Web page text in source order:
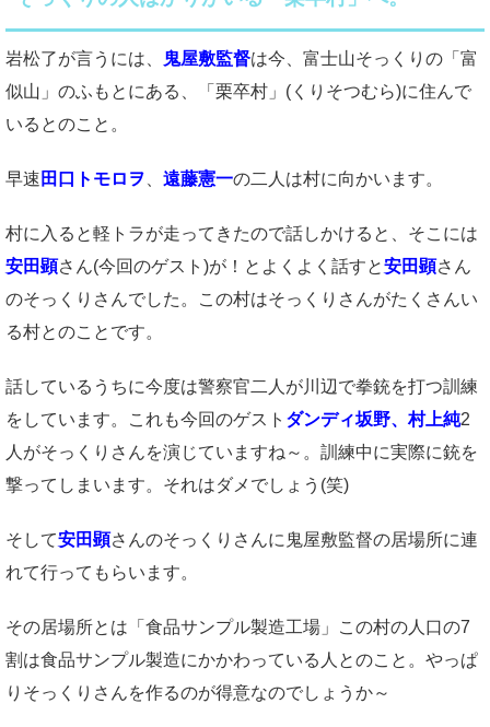
岩松了が言うには、 鬼屋敷監督は今、富士山そっくりの「富
似山」のふもとにある、「栗卒村」(くりそつむら)に住んで
いるとのこと。
早速 田口トモロヲ 遠藤憲一の二人は村に向かいます。
村に入ると軽トラが走ってきたので話しかけると、そこには
安田顕さん(今回のゲスト)が！とよくよく話すと安田顕さん
のそっくりさんでした。この村はそっくりさんがたくさんい
る村とのことです。
話しているうちに今度は警察官二人が川辺で拳銃を打つ訓練
をしています。これも今回のゲスト ダンディ坂野、村上純2
人がそっくりさんを演じていますね～。訓練中に実際に銃を
撃ってしまいます。それはダメでしょう(笑)
そして安田顕さんのそっくりさんに鬼屋敷監督の居場所に連
れて行ってもらいます。
その居場所とは「食品サンプル製造工場」この村の人口の7
割は食品サンプル製造にかかわっている人とのこと。やっぱ
りそっくりさんを作るのが得意なのでしょうか～